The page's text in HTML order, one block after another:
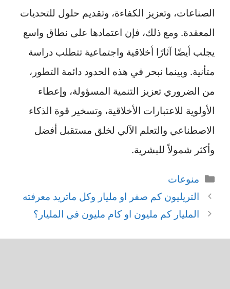
الصناعات، وتعزيز الكفاءة، وتقديم حلول للتحديات
المعقدة. ومع ذلك، فإن اعتمادها على نطاق واسع
يجلب أيضًا آثارًا أخلاقية واجتماعية تتطلب دراسة
متأنية. وبينما نبحر في هذه الحدود دائمة التطور،
من الضروري تعزيز التنمية المسؤولة، وإعطاء
الأولوية للاعتبارات الأخلاقية، وتسخير قوة الذكاء
الاصطناعي والتعلم الآلي لخلق مستقبل أفضل
وأكثر شمولاً للبشرية.
التصنيفات
منوعات
التريليون كم صفر او مليار وكل ماتريد معرفته
المليار كم مليون او كام مليون في المليار؟